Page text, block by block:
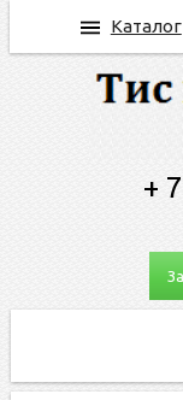
+
Каталог